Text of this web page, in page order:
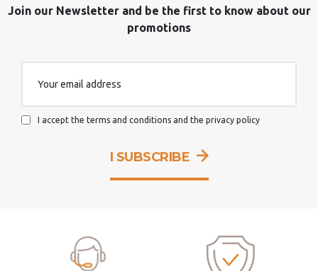
Join our Newsletter and be the first to know about our
promotions
I SUBSCRIBE
I accept the terms and conditions and the privacy policy